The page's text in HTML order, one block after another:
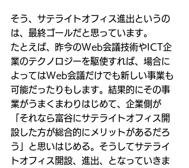
そう、サテライトオフィス進出というの
は、最終ゴールだと思っています。
たとえば、昨今のWeb会議技術やICT企
業のテクノロジーを駆使すれば、場合に
よってはWeb会議だけでも新しい事業も
可能だったりもします。結果的にその事
業がうまくまわりはじめて、企業側が
「それなら富谷にサテライトオフィス開
設した方が総合的にメリットがあるだろ
う」と思いはじめる。そうしてサテライ
トオフィス開設、進出、となっていきま